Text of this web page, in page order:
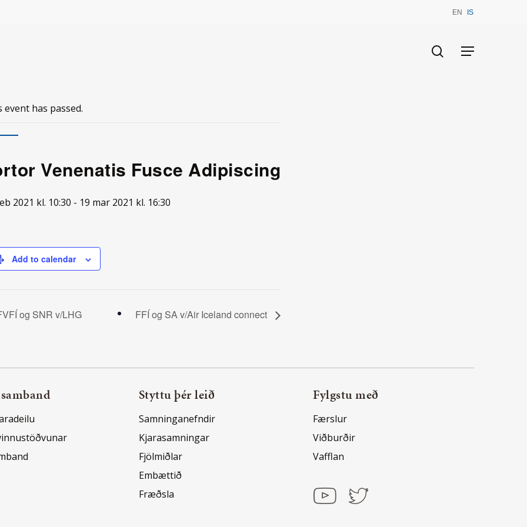
EN IS
search
Menu
event has passed.
Venenatis Fusce Adipiscing
2021 kl. 10:30 - 19 mar 2021 kl. 16:30
Add to calendar
og SNR v/LHG FFÍ og SA v/Air Iceland connect
Styttu þér leið
Samninganefndir
Kjarasamningar
Fjölmiðlar
Embættið
Fræðsla
Fylgstu með
Færslur
Viðburðir
Vafflan